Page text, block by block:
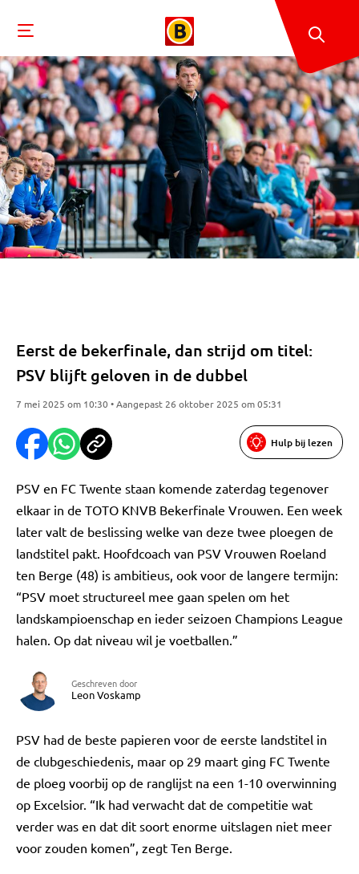
Eerst de bekerfinale, dan strijd om titel:
PSV blijft geloven in de dubbel
7 mei 2025 om 10:30 • Aangepast 26 oktober 2025 om 05:31
Hulp bij lezen
PSV en FC Twente staan komende zaterdag tegenover
elkaar in de TOTO KNVB Bekerfinale Vrouwen. Een week
later valt de beslissing welke van deze twee ploegen de
landstitel pakt. Hoofdcoach van PSV Vrouwen Roeland
ten Berge (48) is ambitieus, ook voor de langere termijn:
“PSV moet structureel mee gaan spelen om het
landskampioenschap en ieder seizoen Champions League
halen. Op dat niveau wil je voetballen.”
Geschreven door
Leon Voskamp
PSV had de beste papieren voor de eerste landstitel in
de clubgeschiedenis, maar op 29 maart ging FC Twente
de ploeg voorbij op de ranglijst na een 1-10 overwinning
op Excelsior. “Ik had verwacht dat de competitie wat
verder was en dat dit soort enorme uitslagen niet meer
voor zouden komen”, zegt Ten Berge.